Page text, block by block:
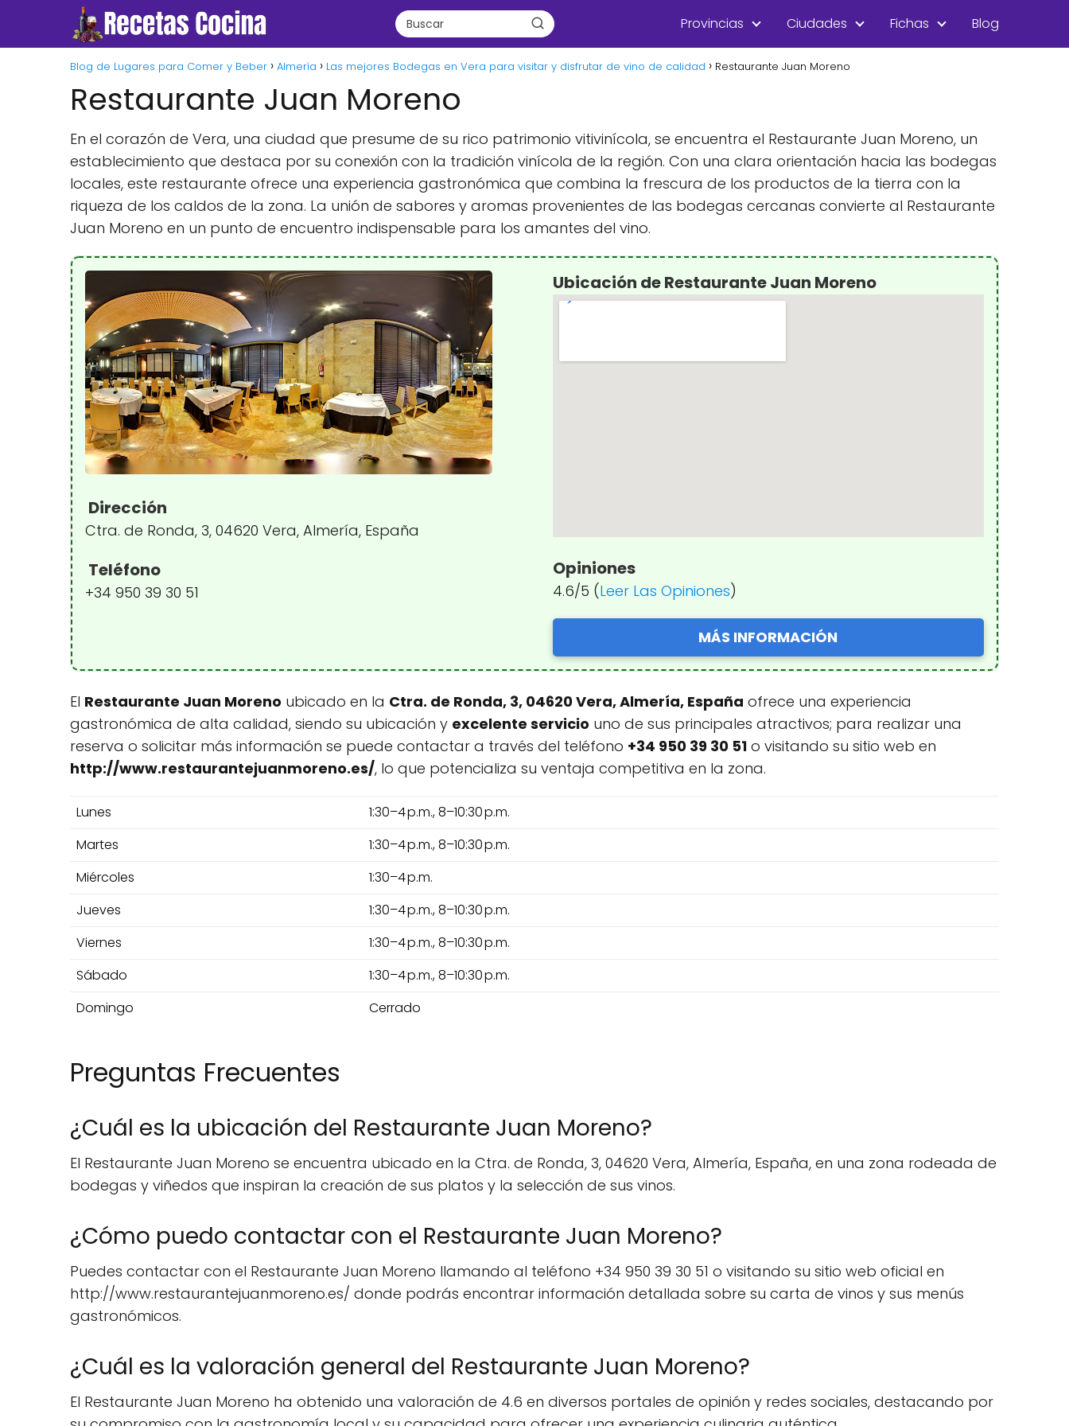
Provincias Ciudades Fichas Blog
Blog de Lugares para Comer y Beber Almería Las mejores Bodegas en Vera para visitar y disfrutar de vino de calidad Restaurante Juan Moreno
Restaurante Juan Moreno
En el corazón de Vera, una ciudad que presume de su rico patrimonio vitivinícola, se encuentra el Restaurante Juan Moreno, un
establecimiento que destaca por su conexión con la tradición vinícola de la región. Con una clara orientación hacia las bodegas
locales, este restaurante ofrece una experiencia gastronómica que combina la frescura de los productos de la tierra con la
riqueza de los caldos de la zona. La unión de sabores y aromas provenientes de las bodegas cercanas convierte al Restaurante
Juan Moreno en un punto de encuentro indispensable para los amantes del vino.
Dirección
Ctra. de Ronda, 3, 04620 Vera, Almería, España
Teléfono
+34 950 39 30 51
Ubicación de Restaurante Juan Moreno
Opiniones
4.6/5 (Leer Las Opiniones)
MÁS INFORMACIÓN
El Restaurante Juan Moreno ubicado en la Ctra. de Ronda, 3, 04620 Vera, Almería, España ofrece una experiencia
gastronómica de alta calidad, siendo su ubicación y excelente servicio uno de sus principales atractivos; para realizar una
reserva o solicitar más información se puede contactar a través del teléfono +34 950 39 30 51 o visitando su sitio web en
http://www.restaurantejuanmoreno.es/, lo que potencializa su ventaja competitiva en la zona.
Lunes
1:30–4 p.m., 8–10:30 p.m.
Martes
1:30–4 p.m., 8–10:30 p.m.
Miércoles
1:30–4 p.m.
Jueves
1:30–4 p.m., 8–10:30 p.m.
Viernes
1:30–4 p.m., 8–10:30 p.m.
Sábado
1:30–4 p.m., 8–10:30 p.m.
Domingo
Cerrado
Preguntas Frecuentes
¿Cuál es la ubicación del Restaurante Juan Moreno?
El Restaurante Juan Moreno se encuentra ubicado en la Ctra. de Ronda, 3, 04620 Vera, Almería, España, en una zona rodeada de
bodegas y viñedos que inspiran la creación de sus platos y la selección de sus vinos.
¿Cómo puedo contactar con el Restaurante Juan Moreno?
Puedes contactar con el Restaurante Juan Moreno llamando al teléfono +34 950 39 30 51 o visitando su sitio web oficial en
http://www.restaurantejuanmoreno.es/ donde podrás encontrar información detallada sobre su carta de vinos y sus menús
gastronómicos.
¿Cuál es la valoración general del Restaurante Juan Moreno?
El Restaurante Juan Moreno ha obtenido una valoración de 4.6 en diversos portales de opinión y redes sociales, destacando por